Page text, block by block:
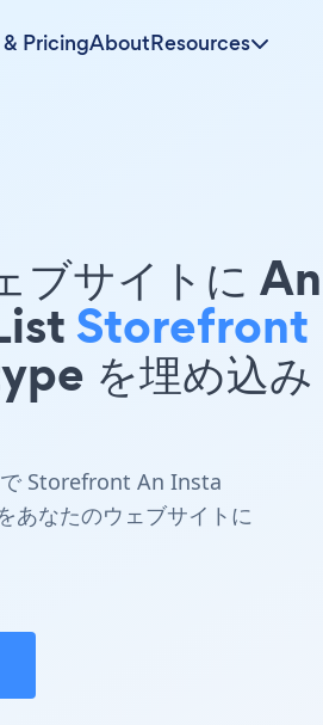
& PricingAboutResources
ブサイトに An
Storefront
を埋め込み
Storefront An Insta
なたのウェブサイトに